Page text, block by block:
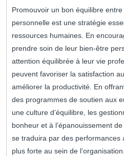
Promouvoir un bon équilibre
personnelle est une stratégie
ressources humaines. En
prendre soin de leur bien-être
attention équilibrée à leur vie
peuvent favoriser la satisfaction
améliorer la productivité. En
des programmes de soutien aux
une culture d’équilibre, les
bonheur et à l’épanouissement
se traduira par des performances
plus forte au sein de l’organisation.